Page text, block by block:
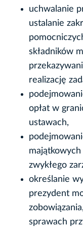
uchwalanie
ustalanie
składników
realizację
opłat w
ustawach,
majątkowych
zwykłego
określanie
prezydent
sprawach